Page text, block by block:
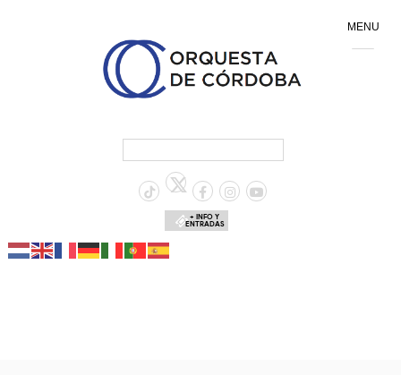
+ INFO Y
ENTRADAS
MENU